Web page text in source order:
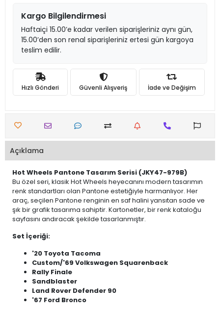
Kargo Bilgilendirmesi
Haftaiçi 15.00’e kadar verilen siparişleriniz aynı gün,
15.00’den son renal siparişleriniz ertesi gün kargoya
teslim edilir.
Hızlı Gönderi Güvenli Alışveriş İade ve Değişim
Açıklama
Hot Wheels Pantone Tasarım Serisi (JKY47-979B)
Bu özel seri, klasik Hot Wheels heyecanını modern tasarımın
renk standartları olan Pantone estetiğiyle harmanlıyor. Her
araç, seçilen Pantone renginin en saf halini yansıtan sade ve
şık bir grafik tasarıma sahiptir. Kartonetler, bir renk kataloğu
sayfasını andıracak şekilde tasarlanmıştır.
Set İçeriği:
'20 Toyota Tacoma
Custom/'69 Volkswagen Squarenback
Rally Finale
Sandblaster
Land Rover Defender 90
'67 Ford Bronco